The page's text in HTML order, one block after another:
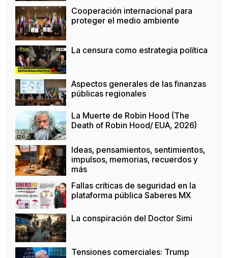
Cooperación internacional para
proteger el medio ambiente
La censura como estrategia política
Aspectos generales de las finanzas
públicas regionales
La Muerte de Robin Hood (The
Death of Robin Hood/ EUA, 2026)
Ideas, pensamientos, sentimientos,
impulsos, memorias, recuerdos y
más
Fallas críticas de seguridad en la
plataforma pública Saberes MX
La conspiración del Doctor Simi
Tensiones comerciales: Trump